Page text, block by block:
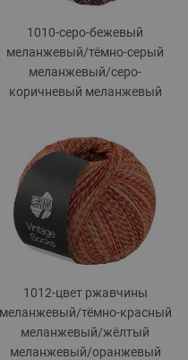
1010-серо-бежевый
меланжевый/тёмно-серый
меланжевый/серо-
коричневый меланжевый
1012-цвет ржавчины
меланжевый/тёмно-красный
меланжевый/жёлтый
меланжевый/оранжевый